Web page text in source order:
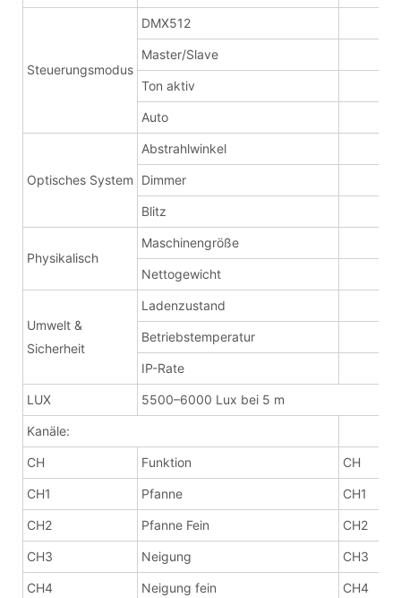
Steuerungsmodus
DMX512
Master/Slave
Ton aktiv
Auto
Optisches System
Abstrahlwinkel
Dimmer
Blitz
Physikalisch
Maschinengröße
Nettogewicht
Umwelt &
Sicherheit
Ladenzustand
Betriebstemperatur
IP-Rate
LUX 5500–6000 Lux bei 5 m
Kanäle:
CH Funktion CH
CH1 Pfanne CH1
CH2 Pfanne Fein CH2
CH3 Neigung CH3
CH4 Neigung fein CH4